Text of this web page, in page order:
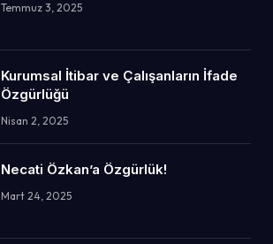
Temmuz 3, 2025
Kurumsal İtibar ve Çalışanların İfade
Özgürlüğü
Nisan 2, 2025
Necati Özkan’a Özgürlük!
Mart 24, 2025